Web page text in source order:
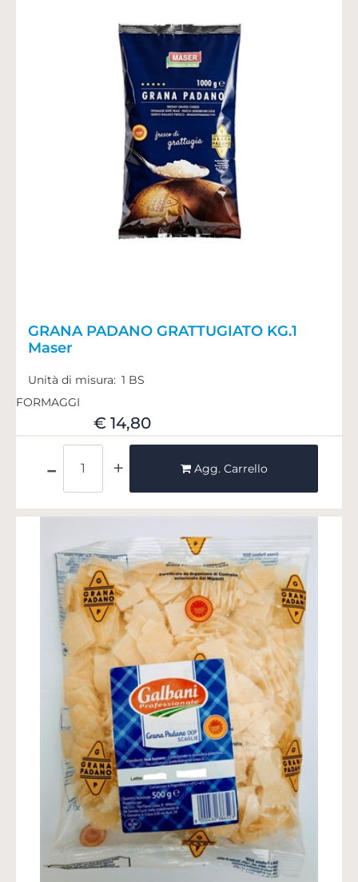
GRANA PADANO GRATTUGIATO KG.1
Maser
Unità di misura: 1 BS
FORMAGGI
€ 14,80
Agg. Carrello